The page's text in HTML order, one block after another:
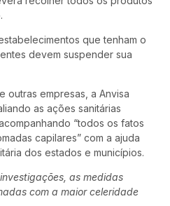
que tenham o
devem suspender sua
outras empresas, a Anvisa
as ações sanitárias
“todos os fatos
capilares” com a ajuda
dos estados e municípios.
as medidas
com a maior celeridade